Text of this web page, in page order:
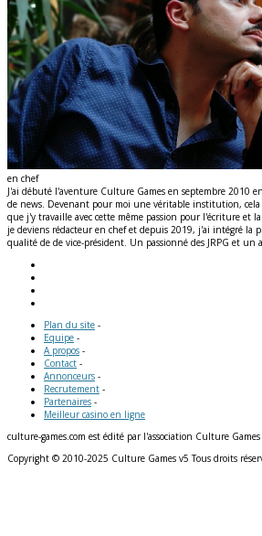
en chef
J'ai débuté l'aventure Culture Games en septembre 2010
de news. Devenant pour moi une véritable institution,
que j'y travaille avec cette même passion pour l'écriture et
je deviens rédacteur en chef et depuis 2019, j'ai intégré la
qualité de de vice-président. Un passionné des JRPG et un
Plan du site -
Equipe -
A propos -
Contact -
Annonceurs -
Recrutement -
Partenaires -
Meilleur casino en ligne
culture-games.com est édité par l'association Culture Games
Copyright © 2010-2025 Culture Games v5 Tous droits